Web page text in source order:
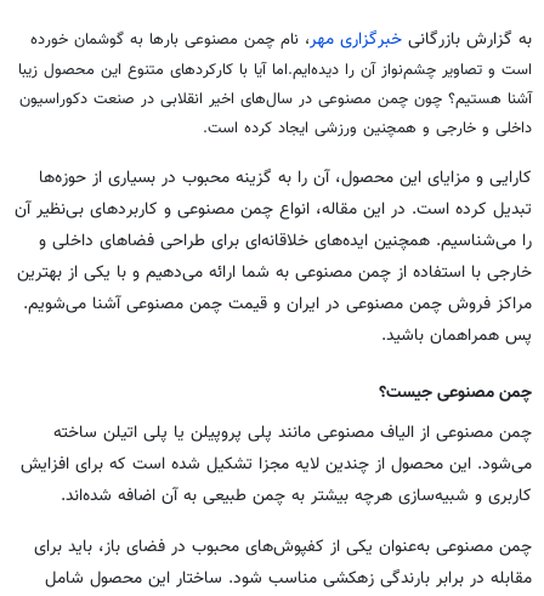
به گزارش بازرگانی خبرگزاری مهر، نام چمن مصنوعی بارها به گوشمان خورده
است و تصاویر چشم‌نواز آن را دیده‌ایم.اما آیا با کارکردهای متنوع این محصول زیبا
آشنا هستیم؟ چون چمن مصنوعی در سال‌های اخیر انقلابی در صنعت دکوراسیون
داخلی و خارجی و همچنین ورزشی ایجاد کرده است.
کارایی و مزایای این محصول، آن را به گزینه محبوب در بسیاری از حوزه‌ها
تبدیل کرده است. در این مقاله، انواع چمن مصنوعی و کاربردهای بی‌نظیر آن
را می‌شناسیم. همچنین ایده‌های خلاقانه‌ای برای طراحی فضاهای داخلی و
خارجی با استفاده از چمن مصنوعی به شما ارائه می‌دهیم و با یکی از بهترین
مراکز فروش چمن مصنوعی در ایران و قیمت چمن مصنوعی آشنا می‌شویم.
پس همراهمان باشید.
چمن مصنوعی جیست؟
چمن مصنوعی از الیاف مصنوعی مانند پلی پروپیلن یا پلی اتیلن ساخته
می‌شود. این محصول از چندین لایه مجزا تشکیل شده است که برای افزایش
کاربری و شبیه‌سازی هرچه بیشتر به چمن طبیعی به آن اضافه شده‌اند.
چمن مصنوعی به‌عنوان یکی از کفپوش‌های محبوب در فضای باز، باید برای
مقابله در برابر بارندگی زهکشی مناسب شود. ساختار این محصول شامل